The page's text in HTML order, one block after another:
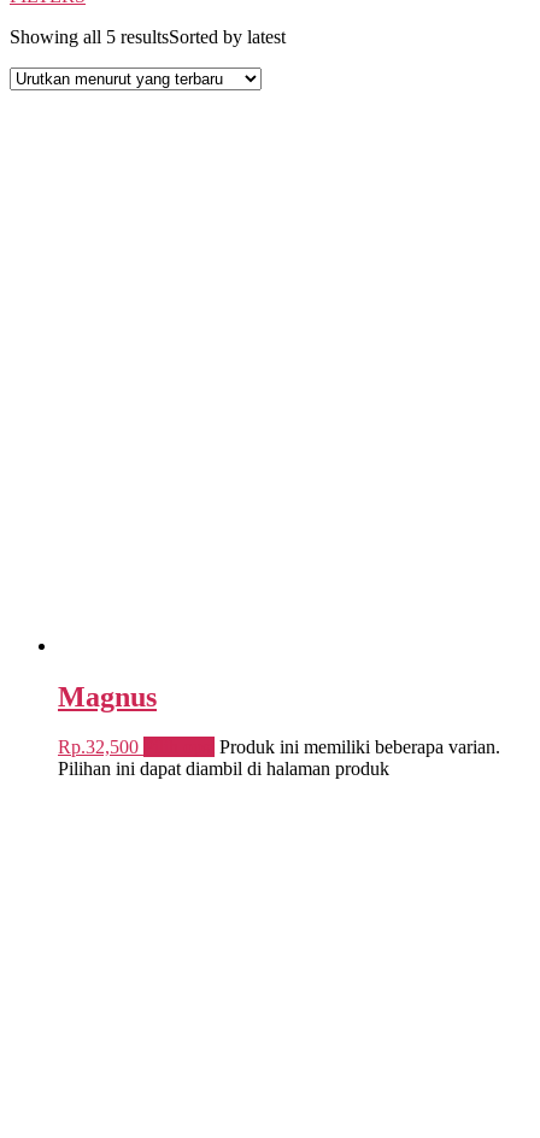
Showing all 5 resultsSorted by latest
Magnus
Rp.32,500
Produk ini memiliki beberapa varian.
Pilihan ini dapat diambil di halaman produk